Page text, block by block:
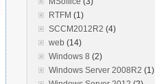
RTFM (1)
SCCM2012R2 (4)
web (14)
Windows 8 (2)
Windows Server 2008R2 (1)